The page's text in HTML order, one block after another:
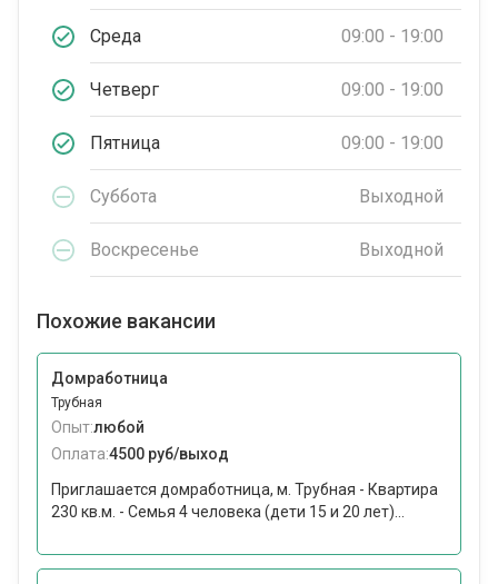
Среда 09:00 - 19:00
Четверг 09:00 - 19:00
Пятница 09:00 - 19:00
Суббота Выходной
Воскресенье Выходной
Похожие вакансии
Домработница
Трубная
Опыт:любой
Оплата:4500 руб/выход
Приглашается домработница, м. Трубная - Квартира
230 кв.м. - Семья 4 человека (дети 15 и 20 лет)...